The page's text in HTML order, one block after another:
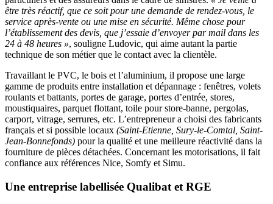
être très réactif, que ce soit pour une demande de rendez-vous, le
service après-vente ou une mise en sécurité. Même chose pour
l’établissement des devis, que j’essaie d’envoyer par mail dans les
24 à 48 heures », souligne Ludovic, qui aime autant la partie
technique de son métier que le contact avec la clientèle.
Travaillant le PVC, le bois et l’aluminium, il propose une large
gamme de produits entre installation et dépannage : fenêtres, volets
roulants et battants, portes de garage, portes d’entrée, stores,
moustiquaires, parquet flottant, toile pour store-banne, pergolas,
carport, vitrage, serrures, etc. L’entrepreneur a choisi des fabricants
français et si possible locaux (Saint-Etienne, Sury-le-Comtal, Saint-
Jean-Bonnefonds) pour la qualité et une meilleure réactivité dans la
fourniture de pièces détachées. Concernant les motorisations, il fait
confiance aux références Nice, Somfy et Simu.
Une entreprise labellisée Qualibat et RGE